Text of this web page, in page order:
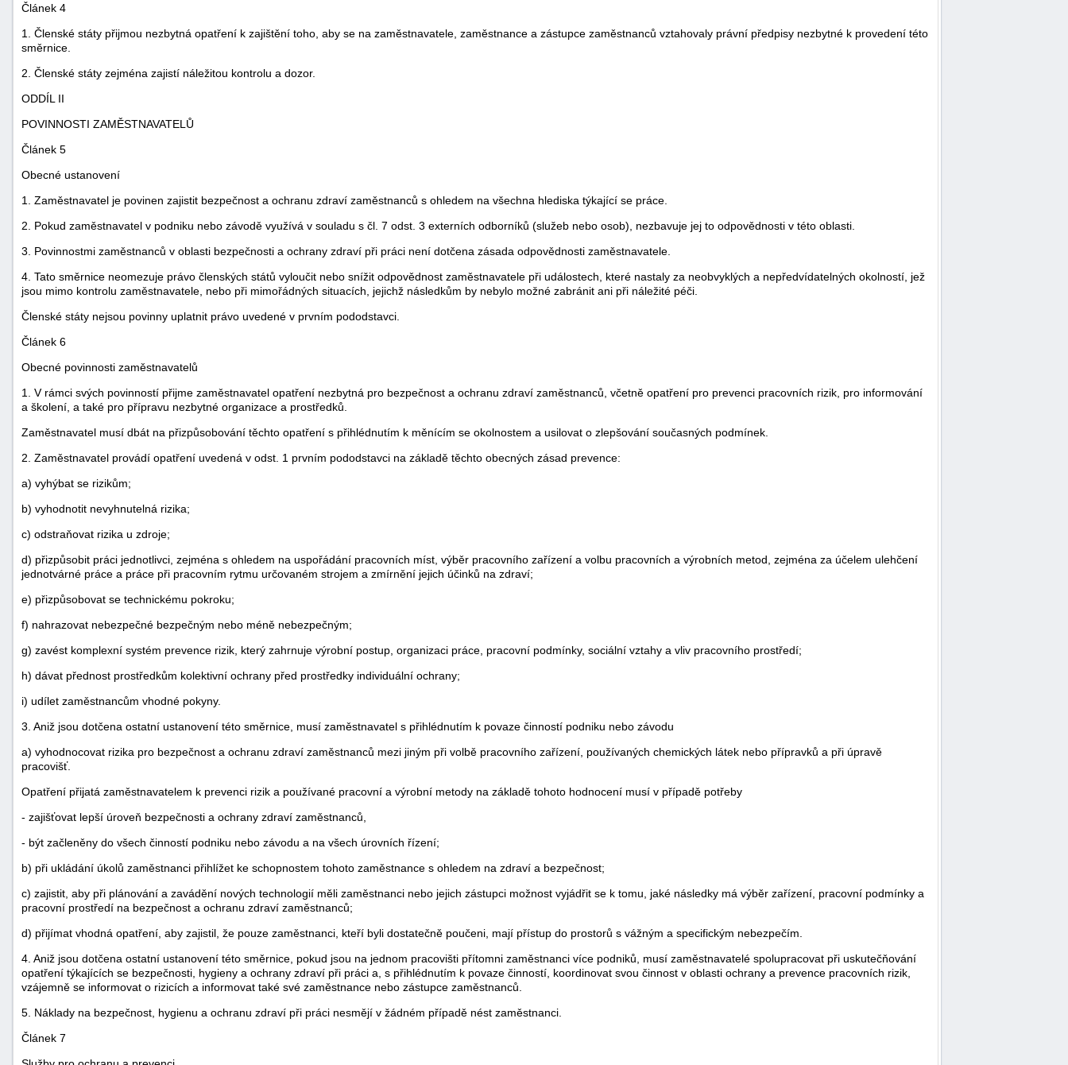
Článek 4
1. Členské státy přijmou nezbytná opatření k zajištění toho, aby se na zaměstnavatele, zaměstnance a zástupce zaměstnanců vztahovaly právní předpisy nezbytné k provedení této
směrnice.
2. Členské státy zejména zajistí náležitou kontrolu a dozor.
ODDÍL II
POVINNOSTI ZAMĚSTNAVATELŮ
Článek 5
Obecné ustanovení
1. Zaměstnavatel je povinen zajistit bezpečnost a ochranu zdraví zaměstnanců s ohledem na všechna hlediska týkající se práce.
2. Pokud zaměstnavatel v podniku nebo závodě využívá v souladu s čl. 7 odst. 3 externích odborníků (služeb nebo osob), nezbavuje jej to odpovědnosti v této oblasti.
3. Povinnostmi zaměstnanců v oblasti bezpečnosti a ochrany zdraví při práci není dotčena zásada odpovědnosti zaměstnavatele.
4. Tato směrnice neomezuje právo členských států vyloučit nebo snížit odpovědnost zaměstnavatele při událostech, které nastaly za neobvyklých a nepředvídatelných okolností, jež
jsou mimo kontrolu zaměstnavatele, nebo při mimořádných situacích, jejichž následkům by nebylo možné zabránit ani při náležité péči.
Členské státy nejsou povinny uplatnit právo uvedené v prvním pododstavci.
Článek 6
Obecné povinnosti zaměstnavatelů
1. V rámci svých povinností přijme zaměstnavatel opatření nezbytná pro bezpečnost a ochranu zdraví zaměstnanců, včetně opatření pro prevenci pracovních rizik, pro informování
a školení, a také pro přípravu nezbytné organizace a prostředků.
Zaměstnavatel musí dbát na přizpůsobování těchto opatření s přihlédnutím k měnícím se okolnostem a usilovat o zlepšování současných podmínek.
2. Zaměstnavatel provádí opatření uvedená v odst. 1 prvním pododstavci na základě těchto obecných zásad prevence:
a) vyhýbat se rizikům;
b) vyhodnotit nevyhnutelná rizika;
c) odstraňovat rizika u zdroje;
d) přizpůsobit práci jednotlivci, zejména s ohledem na uspořádání pracovních míst, výběr pracovního zařízení a volbu pracovních a výrobních metod, zejména za účelem ulehčení
jednotvárné práce a práce při pracovním rytmu určovaném strojem a zmírnění jejich účinků na zdraví;
e) přizpůsobovat se technickému pokroku;
f) nahrazovat nebezpečné bezpečným nebo méně nebezpečným;
g) zavést komplexní systém prevence rizik, který zahrnuje výrobní postup, organizaci práce, pracovní podmínky, sociální vztahy a vliv pracovního prostředí;
h) dávat přednost prostředkům kolektivní ochrany před prostředky individuální ochrany;
i) udílet zaměstnancům vhodné pokyny.
3. Aniž jsou dotčena ostatní ustanovení této směrnice, musí zaměstnavatel s přihlédnutím k povaze činností podniku nebo závodu
a) vyhodnocovat rizika pro bezpečnost a ochranu zdraví zaměstnanců mezi jiným při volbě pracovního zařízení, používaných chemických látek nebo přípravků a při úpravě
pracovišť.
Opatření přijatá zaměstnavatelem k prevenci rizik a používané pracovní a výrobní metody na základě tohoto hodnocení musí v případě potřeby
- zajišťovat lepší úroveň bezpečnosti a ochrany zdraví zaměstnanců,
- být začleněny do všech činností podniku nebo závodu a na všech úrovních řízení;
b) při ukládání úkolů zaměstnanci přihlížet ke schopnostem tohoto zaměstnance s ohledem na zdraví a bezpečnost;
c) zajistit, aby při plánování a zavádění nových technologií měli zaměstnanci nebo jejich zástupci možnost vyjádřit se k tomu, jaké následky má výběr zařízení, pracovní podmínky a
pracovní prostředí na bezpečnost a ochranu zdraví zaměstnanců;
d) přijímat vhodná opatření, aby zajistil, že pouze zaměstnanci, kteří byli dostatečně poučeni, mají přístup do prostorů s vážným a specifickým nebezpečím.
4. Aniž jsou dotčena ostatní ustanovení této směrnice, pokud jsou na jednom pracovišti přítomni zaměstnanci více podniků, musí zaměstnavatelé spolupracovat při uskutečňování
opatření týkajících se bezpečnosti, hygieny a ochrany zdraví při práci a, s přihlédnutím k povaze činností, koordinovat svou činnost v oblasti ochrany a prevence pracovních rizik,
vzájemně se informovat o rizicích a informovat také své zaměstnance nebo zástupce zaměstnanců.
5. Náklady na bezpečnost, hygienu a ochranu zdraví při práci nesmějí v žádném případě nést zaměstnanci.
Článek 7